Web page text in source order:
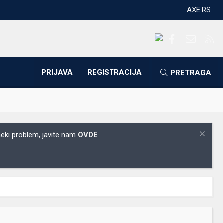
AXE.RS
PRIJAVA REGISTRACIJA PRETRAGA
problem, javite nam OVDE